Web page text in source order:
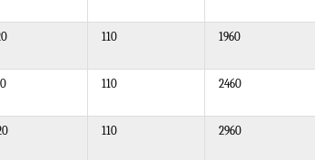
110 1960
110 2460
110 2960